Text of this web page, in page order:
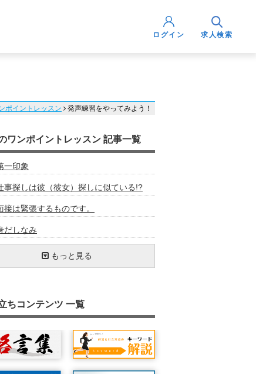
ログイン 求人検索
ポイントレッスン 発声練習をやってみよう！
ワンポイントレッスン 記事一覧
一印象
事探しは彼（彼女）探しに似ている!?
接は緊張するものです。
だしなみ
面接前日の用意（１）持ち物チェック
知ろう
接への準備と心構え（３）：面接直前に
ること
面接に臨む上での心構え
接のポイント：自分の良いところ、悪い
接の受け答え方について①
面接の受け答え方について②
採用の場合の心構え
団面接
面接官の考え方を探る①
接マナー 総まとめ②
接マナー 総まとめ③
面接の意味を考えよう！
ょっと困った質問をされたら
話のキャッチボールを楽しもう！
面接の下見に行こう！
来の自分をイメージしよう！
接で緊張しないために
己啓発に取り組んでいますか
接時の髪型について
ネガティブ発言での回答はやめよう
せはくせもの
線で印象は変わる
面接の流れをイメージしよう！
接官に合わせたアピールを
アイコンタクト」していますか？
天職はつくり出すもの
け答えはパス回しが大事！
常心を保つ
面接前の持ち物チェック
集要項をよく読もう！
急事態！もしも遅刻してしまったら
最近関心のあるニュースは何ですか？
接内容はメモしておこう
自分の言葉で答えよう
営理念の確認
じわるな質問をされた時の対処方法
待ち時間、退出後も見られている！？
調を整える
件はきちんと確認しよう
思いを伝える！熱意を伝える！
問したことに答えていますか？
潔でわかりやすい説明を心がけよう
面接時の服装はどうするか
論は最初に言う
の中が真っ白になってしまったら
面接の前の電話対応にも細心の注意を
接はプラス思考で
し上手より、聞き上手！？
明るい笑顔でハキハキしよう
もっと見る
ちコンテンツ 一覧